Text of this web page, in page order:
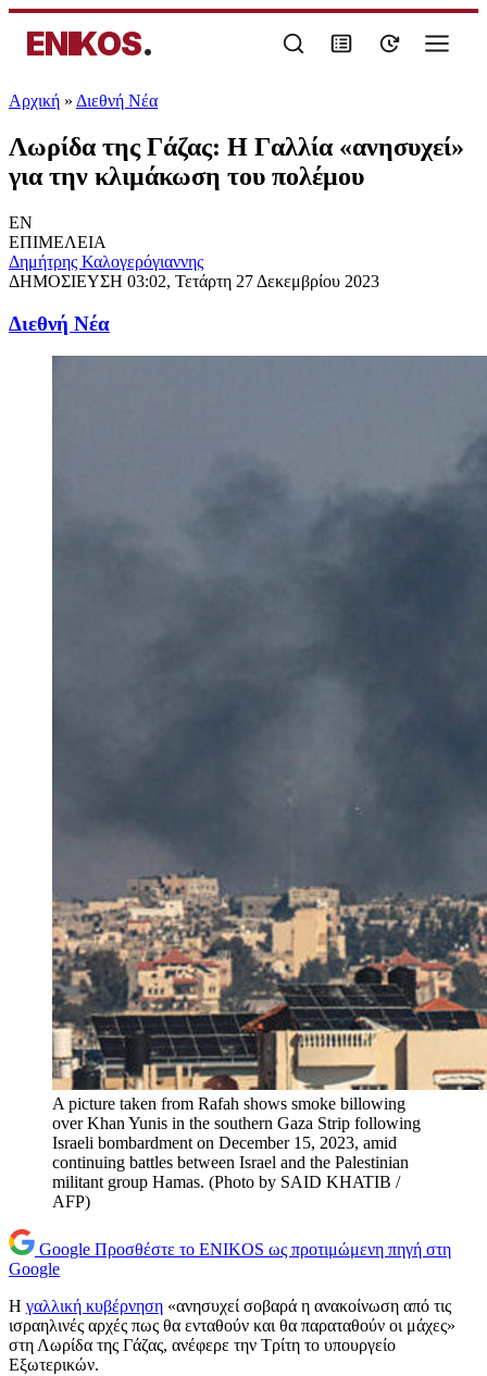
ENIKOS.
Αρχική » Διεθνή Νέα
Λωρίδα της Γάζας: Η Γαλλία «ανησυχεί»
για την κλιμάκωση του πολέμου
EN
ΕΠΙΜΕΛΕΙΑ
Δημήτρης Καλογερόγιαννης
ΔΗΜΟΣΙΕΥΣΗ 03:02, Τετάρτη 27 Δεκεμβρίου 2023
Διεθνή Νέα
A picture taken from Rafah shows smoke billowing
over Khan Yunis in the southern Gaza Strip following
Israeli bombardment on December 15, 2023, amid
continuing battles between Israel and the Palestinian
militant group Hamas. (Photo by SAID KHATIB /
AFP)
Google Προσθέστε το ENIKOS ως προτιμώμενη πηγή στη
Google
Η γαλλική κυβέρνηση «ανησυχεί σοβαρά η ανακοίνωση από τις
ισραηλινές αρχές πως θα ενταθούν και θα παραταθούν οι μάχες»
στη Λωρίδα της Γάζας, ανέφερε την Τρίτη το υπουργείο
Εξωτερικών.